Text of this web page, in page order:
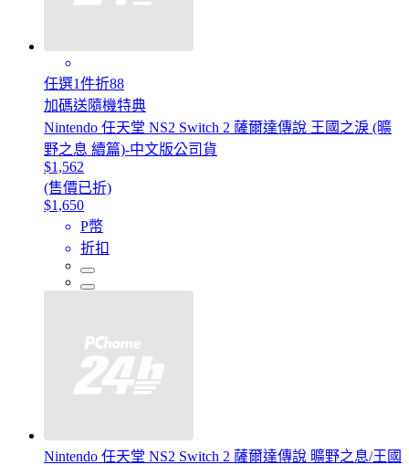
任選1件折88
加碼送隨機特典
Nintendo 任天堂 NS2 Switch 2 薩爾達傳說 王國之淚 (曠
野之息 續篇)-中文版公司貨
$1,562
(售價已折)
$1,650
P幣
折扣
Nintendo 任天堂 NS2 Switch 2 薩爾達傳說 曠野之息/王國